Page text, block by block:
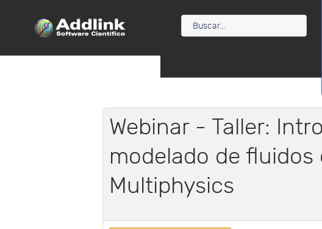
Webinar - Taller:
modelado de fluidos
Multiphysics